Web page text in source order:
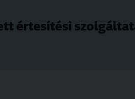
értesítési